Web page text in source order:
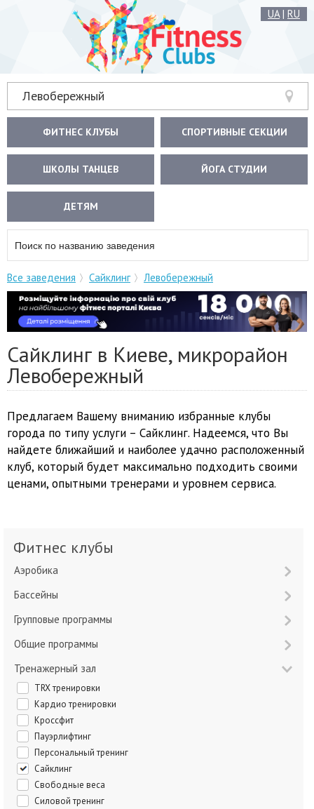
UA| RU
Левобережный
ФИТНЕС КЛУБЫ СПОРТИВНЫЕ СЕКЦИИ
ШКОЛЫ ТАНЦЕВ ЙОГА СТУДИИ
ДЕТЯМ
Все заведения Сайклинг Левобережный
Сайклинг в Киеве, микрорайон
Левобережный
Предлагаем Вашему вниманию избранные клубы
города по типу услуги – Сайклинг. Надеемся, что Вы
найдете ближайший и наиболее удачно расположенный
клуб, который будет максимально подходить своими
ценами, опытными тренерами и уровнем сервиса.
Фитнес клубы
Аэробика
Бассейны
Групповые программы
Общие программы
Тренажерный зал
TRX тренировки
Кардио тренировки
Кроссфит
Пауэрлифтинг
Персональный тренинг
Сайклинг
Свободные веса
Силовой тренинг